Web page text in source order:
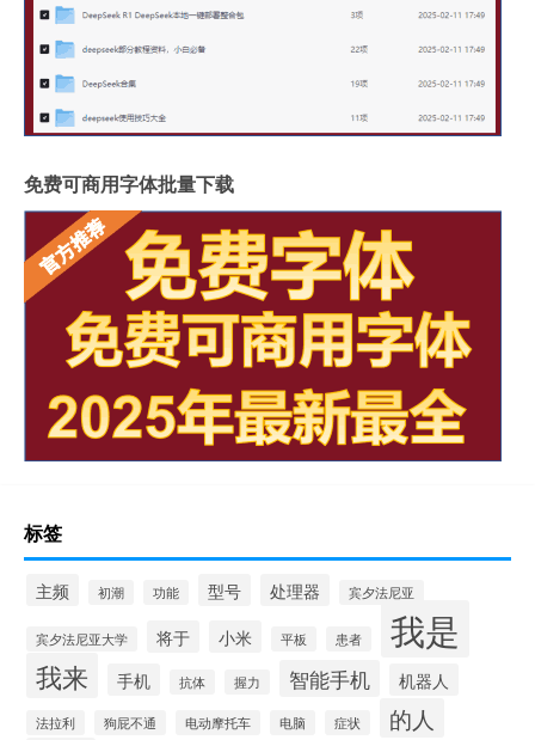
免费可商用字体批量下载
标签
主频 初潮 功能 型号 处理器 宾夕法尼亚
宾夕法尼亚大学 将于 小米 平板 患者 我是
我来 手机 抗体 握力 智能手机 机器人
法拉利 狗屁不通 电动摩托车 电脑 症状 的人